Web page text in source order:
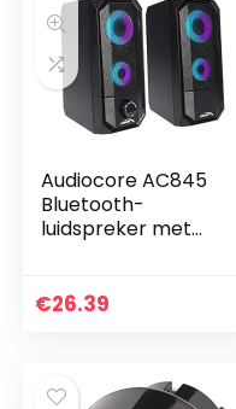
Audiocore AC845
Bluetooth-
luidspreker met
ting, stereo pc-
€26.39